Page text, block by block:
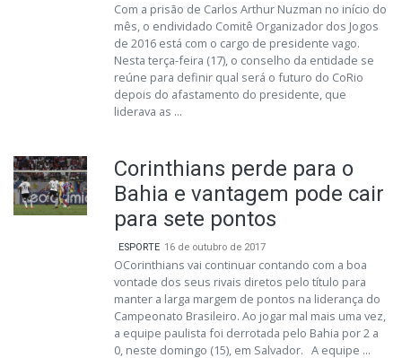
Com a prisão de Carlos Arthur Nuzman no início do
mês, o endividado Comitê Organizador dos Jogos
de 2016 está com o cargo de presidente vago.
Nesta terça-feira (17), o conselho da entidade se
reúne para definir qual será o futuro do CoRio
depois do afastamento do presidente, que
liderava as ...
Corinthians perde para o
Bahia e vantagem pode cair
para sete pontos
ESPORTE 16 de outubro de 2017
OCorinthians vai continuar contando com a boa
vontade dos seus rivais diretos pelo título para
manter a larga margem de pontos na liderança do
Campeonato Brasileiro. Ao jogar mal mais uma vez,
a equipe paulista foi derrotada pelo Bahia por 2 a
0, neste domingo (15), em Salvador. A equipe ...